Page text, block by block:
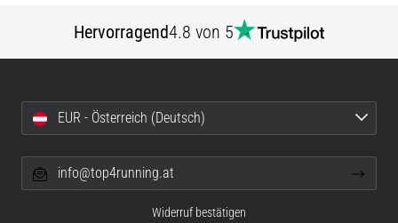
Hervorragend4.8 von 5
EUR - Österreich (Deutsch)
info@top4running.at
Widerruf bestätigen